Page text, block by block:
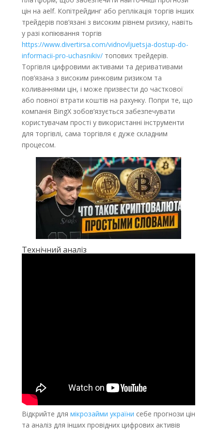
цін на aelf. Копітрейдинг або реплікація торгів інших
трейдерів пов’язані з високим рівнем ризику, навіть
у разі копіювання торгів
https://www.divertirsa.com/vidnovljuetsja-dostup-do-
informacii-pro-uchasnikiv/топових трейдерів.
Торгівля цифровими активами та деривативами
пов’язана з високим ринковим ризиком та
коливаннями цін, і може призвести до часткової
або повної втрати коштів на рахунку. Попри те, що
компанія BingX зобов’язується забезпечувати
користувачам прості у використанні інструменти
для торгівлі, сама торгівля є дуже складним
процесом.
Технічний аналіз
Відкрийте для мікрозайми україни себе прогнози цін
та аналіз для інших провідних цифрових активів